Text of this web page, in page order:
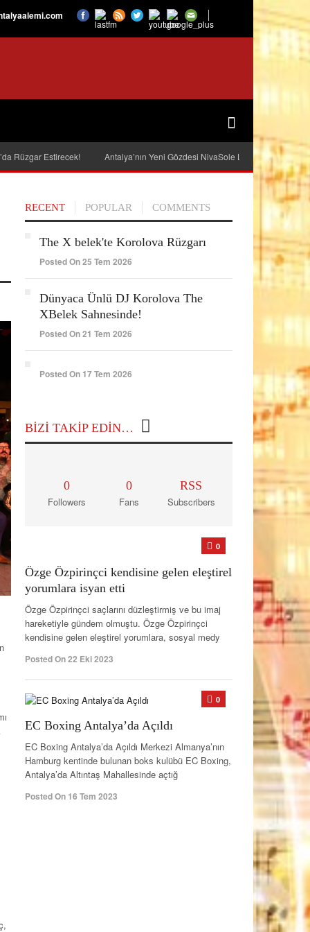
Rüzgar Estirecek! Antalya’nın Yeni Gözdesi NivaSole Lara Kapılarını Açtı
RECENT POPULAR COMMENTS
The X belek'te Korolova Rüzgarı
Posted On 25 Tem 2026
Dünyaca Ünlü DJ Korolova The
XBelek Sahnesinde!
Posted On 21 Tem 2026
Posted On 17 Tem 2026
BIZI TAKIP EDIN…
0
Followers
0
Fans
RSS
Subscribers
0
Özge Özpirinçci kendisine gelen eleştirel
yorumlara isyan etti
Özge Özpirinçci saçlarını düzleştirmiş ve bu imaj
hareketiyle gündem olmuştu. Özge Özpirinçci
kendisine gelen eleştirel yorumlara, sosyal medy
Posted On 22 Eki 2023
0
EC Boxing Antalya’da Açıldı
EC Boxing Antalya’da Açıldı Merkezi Almanya’nın
Hamburg kentinde bulunan boks kulübü EC Boxing,
Antalya’da Altıntaş Mahallesinde açtığ
Posted On 16 Tem 2023